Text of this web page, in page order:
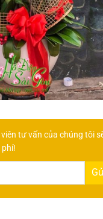
tư vấn của chúng tôi
phí!